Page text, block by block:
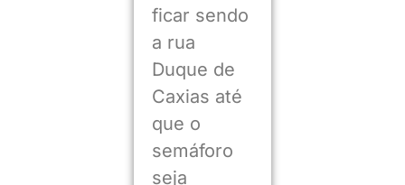
ficar sendo
a rua
Duque de
Caxias até
que o
semáforo
seja